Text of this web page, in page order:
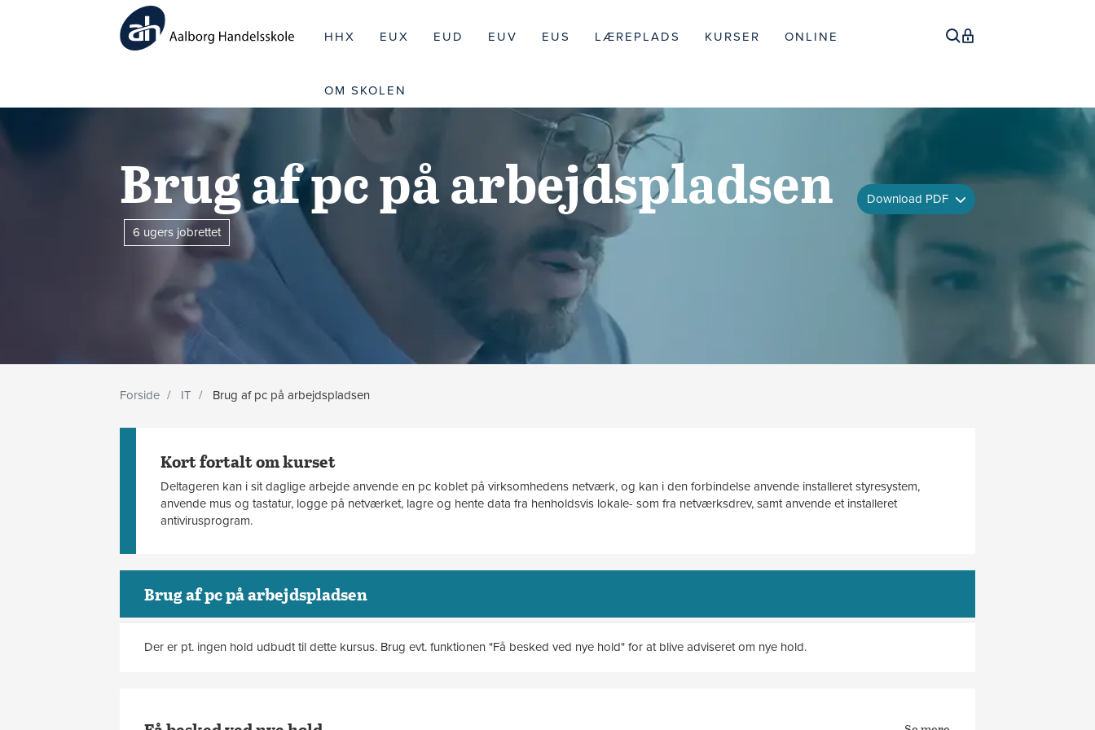
HHX EUX EUD EUV EUS LÆREPLADS KURSER ONLINE
OM SKOLEN
Brug af pc på arbejdspladsen
6 ugers jobrettet
Download PDF
Forside IT Brug af pc på arbejdspladsen
Kort fortalt om kurset
Deltageren kan i sit daglige arbejde anvende en pc koblet på virksomhedens netværk, og kan i den forbindelse anvende installeret styresystem,
anvende mus og tastatur, logge på netværket, lagre og hente data fra henholdsvis lokale- som fra netværksdrev, samt anvende et installeret
antivirusprogram.
Brug af pc på arbejdspladsen
Der er pt. ingen hold udbudt til dette kursus. Brug evt. funktionen "Få besked ved nye hold" for at blive adviseret om nye hold.